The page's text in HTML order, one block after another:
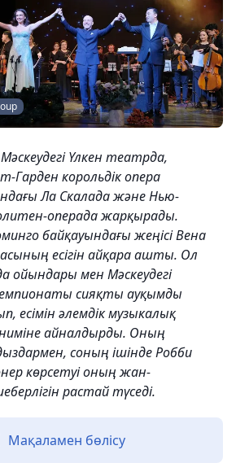
Үлкен театрда,
Гарден корольдік опера
Ла Скалада және Нью-
операда жарқырады.
байқауындағы жеңісі Вена
есігін айқара ашты. Ол
ойындары мен Мәскеудегі
сияқты ауқымды
есімін әлемдік музыкалық
айналдырды. Оның
соның ішінде Робби
көрсетуі оның жан-
растай түседі.
Мақаламен бөлісу